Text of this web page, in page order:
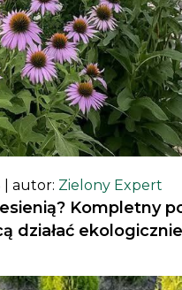
| autor: Zielony Expert
Kompletny
działać